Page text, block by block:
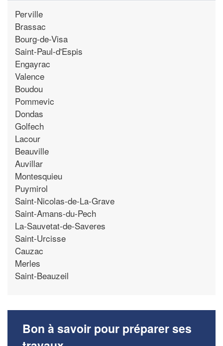
Perville
Brassac
Bourg-de-Visa
Saint-Paul-d'Espis
Engayrac
Valence
Boudou
Pommevic
Dondas
Golfech
Lacour
Beauville
Auvillar
Montesquieu
Puymirol
Saint-Nicolas-de-La-Grave
Saint-Amans-du-Pech
La-Sauvetat-de-Saveres
Saint-Urcisse
Cauzac
Merles
Saint-Beauzeil
Bon à savoir pour préparer ses